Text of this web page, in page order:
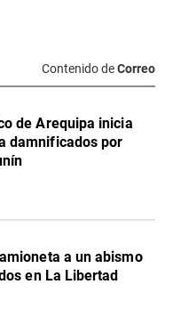
Contenido deCorreo
de Arequipa inicia
damnificados por
a un abismo
en La Libertad